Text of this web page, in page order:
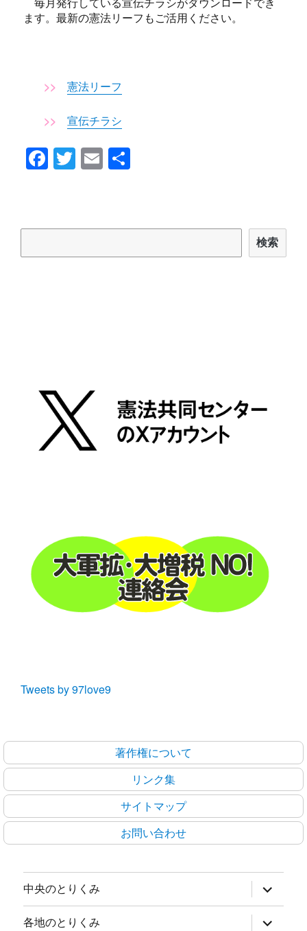
ます。最新の憲法リーフもご活用ください。
>> 憲法リーフ
>> 宣伝チラシ
F
e
T
er
E
検索
Tweets by 97love9
著作権について
リンク集
サイトマップ
お問い合わせ
中央のとりくみ
サ
ブ
メ
ニ
各地のとりくみ
サ